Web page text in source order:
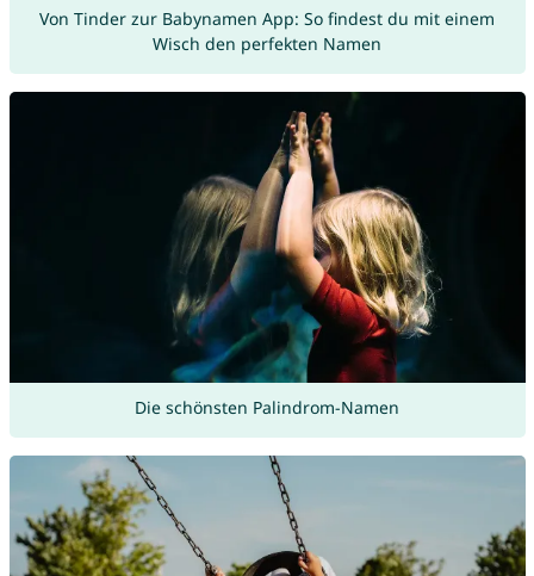
Von Tinder zur Babynamen App: So findest du mit einem
Wisch den perfekten Namen
Die schönsten Palindrom-Namen